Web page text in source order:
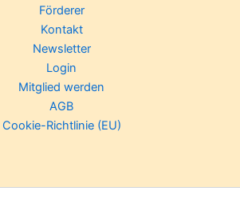
Förderer
Kontakt
Newsletter
Login
Mitglied werden
AGB
Cookie-Richtlinie (EU)